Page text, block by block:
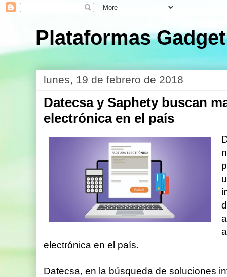
Plataformas Gadget
lunes, 19 de febrero de 2018
Datecsa y Saphety buscan
electrónica en el país
electrónica en el país.
Datecsa, en la búsqueda de soluciones